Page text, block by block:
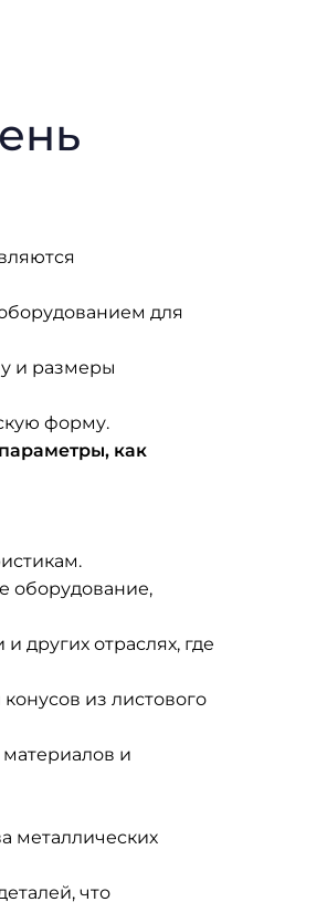
для
и размеры
форму.
как
оборудование,
отраслях, где
из листового
и
металлических
что